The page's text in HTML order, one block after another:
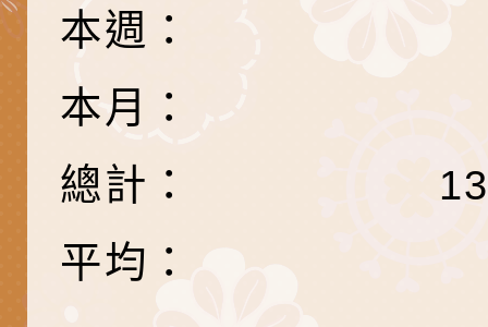
坊」、「祖孫樂淘桃
徵件活動」海報
服務資源資訊
檢送桃園市政府LED
字稿及LCD託播影（
函轉有關身心障礙者
（CRPD）第三次國
約專要文件及附件英
檢送行政院新聞傳播
月份公共服務政策溝
訊
轉知教育部國民及學
辦理「115年度促進
緒學習知能研習」
檢送桃園市政府LED
字稿及LCD託播影片
函轉有關本府新聞處
本週：
本月：
總計：
平均：